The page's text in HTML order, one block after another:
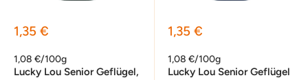
Sonderpreis
1,35 €
1,08 €/100g
Lucky Lou Senior Geflügel,
Sonderpreis
1,35 €
1,08 €/100g
Lucky Lou Senior Geflügel